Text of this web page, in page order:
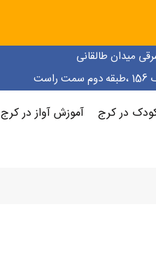
میدان طالقانی
در کرج آموزش آواز در کرج